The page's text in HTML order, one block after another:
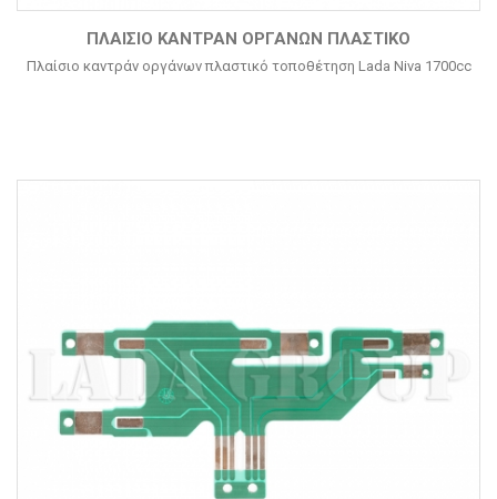
ΠΛΑΊΣΙΟ ΚΑΝΤΡΆΝ ΟΡΓΆΝΩΝ ΠΛΑΣΤΙΚΌ
Πλαίσιο καντράν οργάνων πλαστικό τοποθέτηση Lada Niva 1700cc